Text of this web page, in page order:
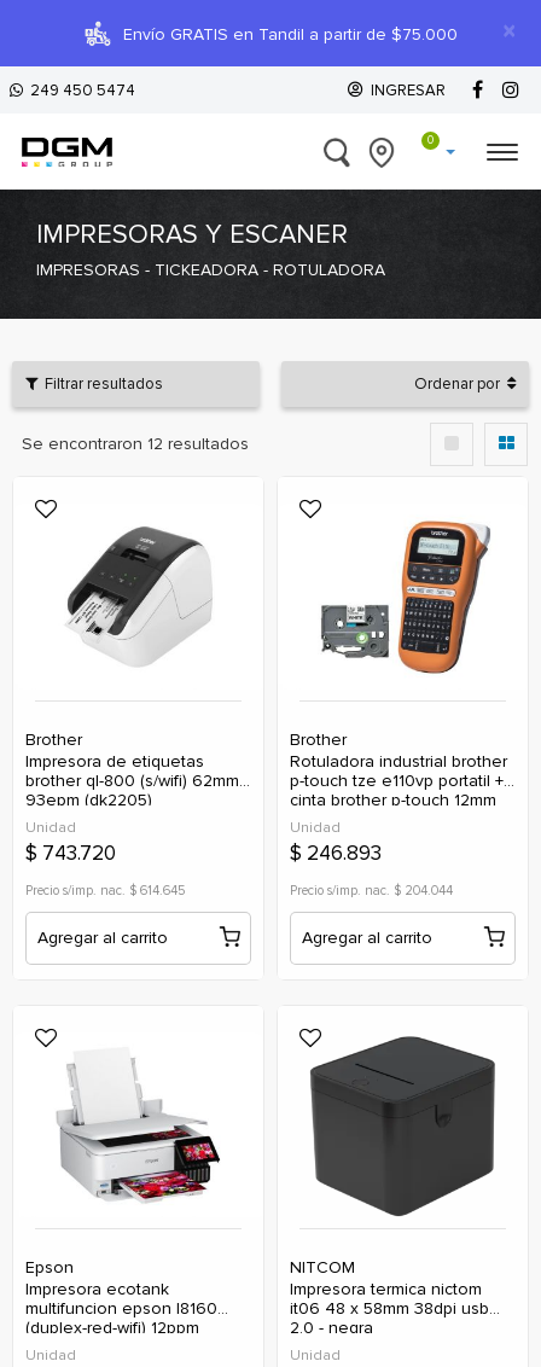
×
Envío GRATIS en Tandil a partir de $75.000
249 450 5474 INGRESAR
0
IMPRESORAS Y ESCANER
IMPRESORAS - TICKEADORA - ROTULADORA
Filtrar resultados Ordenar por
Se encontraron 12 resultados
Brother
impresora de etiquetas
brother ql-800 (s/wifi) 62mm
93epm (dk2205)
Unidad
$ 743.720
Precio s/imp. nac. $ 614.645
Agregar al carrito
Brother
rotuladora industrial brother
p-touch tze e110vp portatil +
cinta brother p-touch 12mm
negro/blanco
Unidad
$ 246.893
Precio s/imp. nac. $ 204.044
Agregar al carrito
Epson
impresora ecotank
multifuncion epson l8160
(duplex-red-wifi) 12ppm
(ep554/ep555)
Unidad
NITCOM
impresora termica nictom
it06 48 x 58mm 38dpi usb
2.0 - negra
Unidad